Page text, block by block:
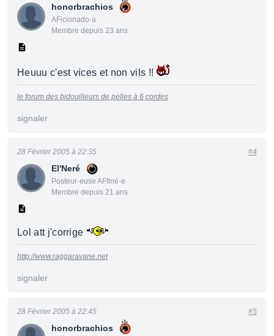
honorbrachios
AFicionado·a
Membre depuis 23 ans
Heuuu c'est vices et non vils !!
le forum des bidouilleurs de pelles à 6 cordes
signaler
El'Neré
Posteur·euse AFfiné·e
Membre depuis 21 ans
28 Février 2005 à 22:35 #4
Lol att j'corrige
http://www.raggaravane.net
signaler
honorbrachios
28 Février 2005 à 22:45 #5